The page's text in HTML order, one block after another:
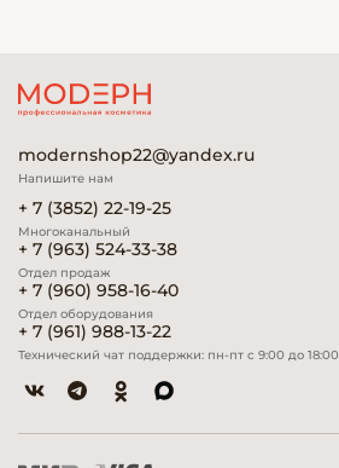
modernshop22@yandex.ru
Напишите нам
+ 7 (3852) 22-19-25
Многоканальный
+ 7 (963) 524-33-38
Отдел продаж
+ 7 (960) 958-16-40
Отдел оборудования
+ 7 (961) 988-13-22
Технический чат поддержки: пн-пт с 9:00 до 18:00